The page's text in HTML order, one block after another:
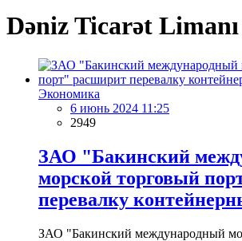
Dəniz Ticarət Limanı
Экономика
6 июнь 2024 11:25
2949
ЗАО "Бакинский
морской торговый
перевалку
ЗАО "Бакинский международный